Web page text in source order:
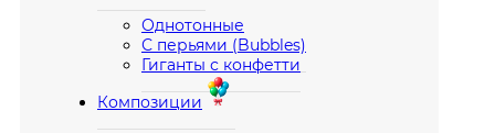
Однотонные
С перьями (Bubbles)
Гиганты с конфетти
Композиции